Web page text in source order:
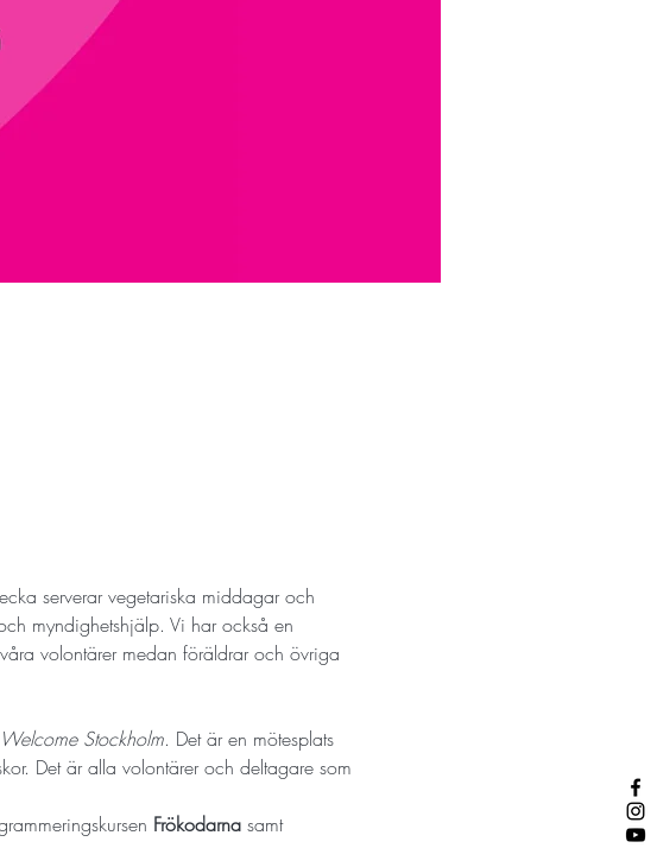
serverar vegetariska middagar och
myndighetshjälp. Vi har också en
volontärer medan föräldrar och övriga
Stockholm. Det är en mötesplats
Det är alla volontärer och deltagare som
Frökodarna samt